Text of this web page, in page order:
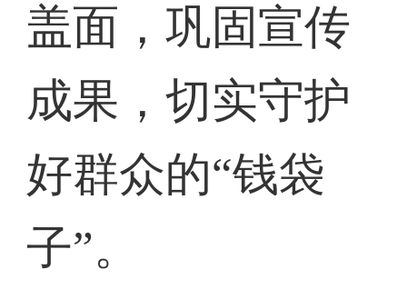
盖面，巩固宣传
成果，切实守护
好群众的“钱袋
子”。